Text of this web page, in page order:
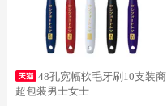
48孔宽幅软毛牙刷10支装商
超包装男士女士